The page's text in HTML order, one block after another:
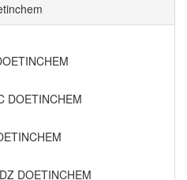
DOETINCHEM
DOETINCHEM